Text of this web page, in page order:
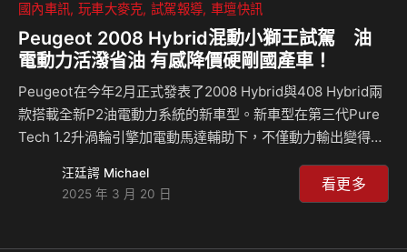
國內車訊 玩車大麥克 試駕報導 車壇快訊
Peugeot 2008 Hybrid混動小獅王試駕 油
電動力活潑省油 有感降價硬剛國產車！
Peugeot在今年2月正式發表了2008 Hybrid與408 Hybrid兩
款搭載全新P2油電動力系統的新車型。新車型在第三代Pure
Tech 1.2升渦輪引擎加電動馬達輔助下，不僅動力輸出變得更
Hybrid為例，平均油耗從之前1.2升引擎的17km/L，一舉提升
到21.5km/L！ 重點是，新2008 Hybrid與408 Hybrid全車系
汪廷諤 Michael
2025 年 3 月 20 日
看更多